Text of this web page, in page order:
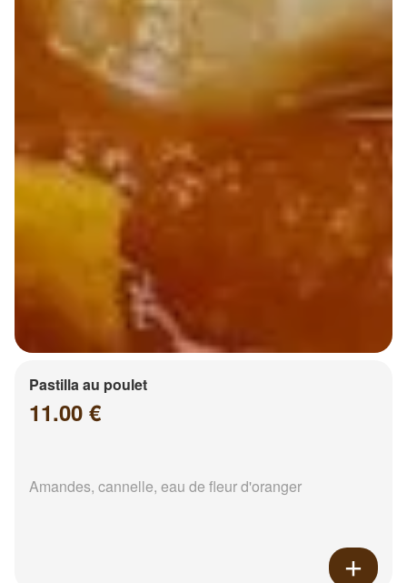
Pastilla au poulet
11.00 €
Amandes, cannelle, eau de fleur d'oranger